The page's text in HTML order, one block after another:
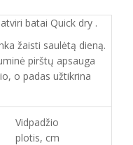
batai Quick dry .
žaisti saulėtą dieną.
pirštų apsauga
o padas užtikrina
Vidpadžio
plotis, cm